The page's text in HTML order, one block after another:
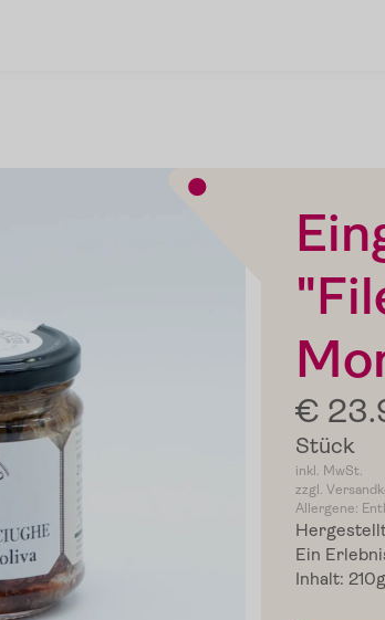
€
Stück
inkl. MwSt.
zzgl.
Allergene:
Ein
Inhalt: 210g